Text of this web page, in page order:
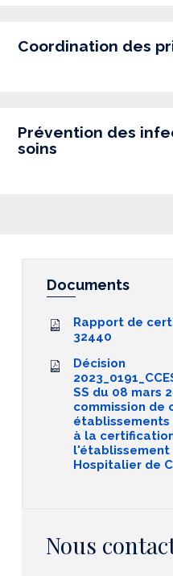
Coordination des
Prévention des
soins
Documents
Rapport de
32440
Décision
SS du 08 mars
commission de
à la
l'établissement
Hospitalier de
Nous